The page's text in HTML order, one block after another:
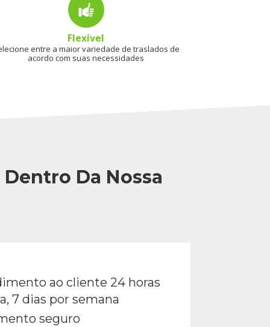
Flexível
entre a maior variedade de traslados de
acordo com suas necessidades
Da Nossa
ao cliente 24 horas
7 dias por semana
seguro